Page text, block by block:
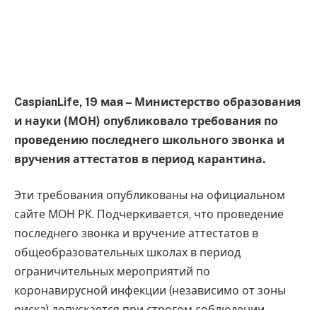
CaspianLife, 19 мая – Министерство образования
и науки (МОН) опубликовало требования по
проведению последнего школьного звонка и
вручения аттестатов в период карантина.
Эти требования опубликованы на официальном
сайте МОН РК. Подчеркивается, что проведение
последнего звонка и вручение аттестатов в
общеобразовательных школах в период
ограничительных мероприятий по
коронавирусной инфекции (независимо от зоны